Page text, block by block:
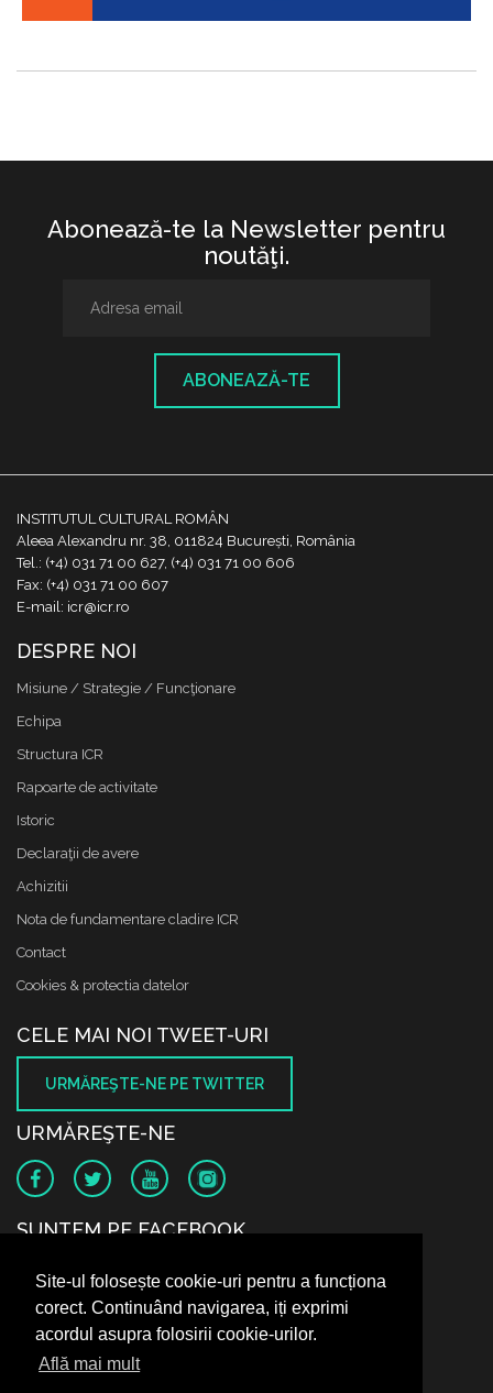
Site-ul folosește cookie-uri pentru a funcționa
corect. Continuând navigarea, iți exprimi
acordul asupra folosirii cookie-urilor.
Află mai mult
Abonează-te la Newsletter pentru
noutăţi.
ABONEAZĂ-TE
INSTITUTUL CULTURAL ROMÂN
Aleea Alexandru nr. 38, 011824 București, România
Tel.: (+4) 031 71 00 627, (+4) 031 71 00 606
Fax: (+4) 031 71 00 607
E-mail: icr@icr.ro
DESPRE NOI
Misiune / Strategie / Funcţionare
Echipa
Structura ICR
Rapoarte de activitate
Istoric
Declaraţii de avere
Achizitii
Nota de fundamentare cladire ICR
Contact
Cookies & protectia datelor
CELE MAI NOI TWEET-URI
URMĂREŞTE-NE PE TWITTER
URMĂREŞTE-NE
SUNTEM PE FACEBOOK